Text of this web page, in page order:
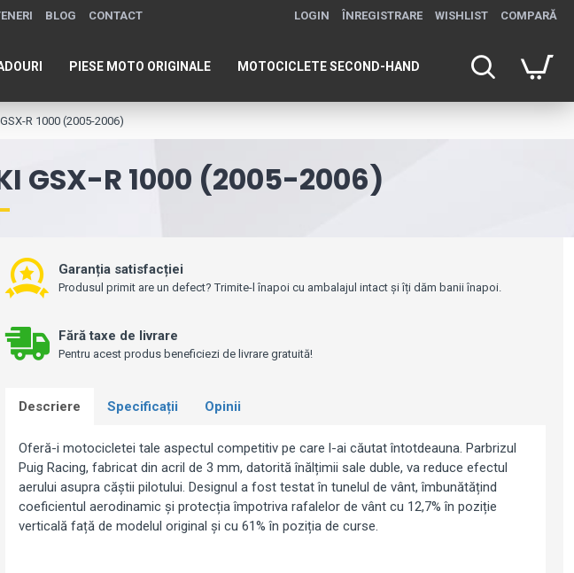
BLOG CONTACT LOGIN ÎNREGISTRARE WISHLIST COMPARĂ
PIESE MOTO ORIGINALE MOTOCICLETE SECOND-HAND
R 1000 (2005-2006)
GSX-R 1000 (2005-2006)
Fără taxe de livrare
Pentru acest produs beneficiezi de livrare gratuită!
Garanția satisfacției
Produsul primit are un defect? Trimite-l înapoi cu ambalajul intact și îți dăm banii înapoi.
Descriere Specificații Opinii
Oferă-i motocicletei tale aspectul competitiv pe care l-ai căutat întotdeauna. Parbrizul
Puig Racing, fabricat din acril de 3 mm, datorită înălțimii sale duble, va reduce efectul
aerului asupra căștii pilotului. Designul a fost testat în tunelul de vânt, îmbunătățind
coeficientul aerodinamic și protecția împotriva rafalelor de vânt cu 12,7% în poziție
verticală față de modelul original și cu 61% în poziția de curse.